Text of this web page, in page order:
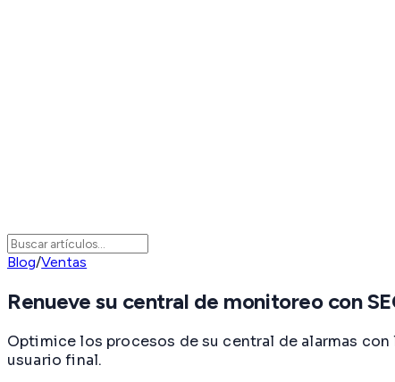
Blog/Ventas
Renueve su central de monitoreo con
Optimice los procesos de su central de alarmas
usuario final.